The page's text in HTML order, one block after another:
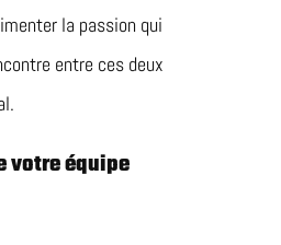
la passion qui
entre ces deux
votre équipe